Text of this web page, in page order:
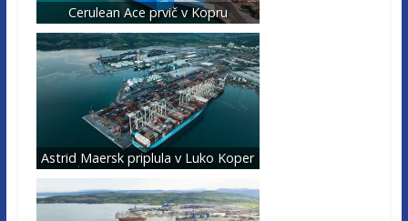
Cerulean Ace prvič v Kopru
Astrid Maersk priplula v Luko Koper